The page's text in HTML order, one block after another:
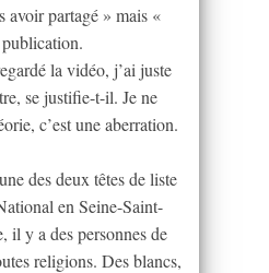
avoir partagé » mais «
la vidéo, j’ai juste
se justifie-t-il. Je ne
c’est une aberration.
des deux têtes de liste
en Seine-Saint-
il y a des personnes de
religions. Des blancs,